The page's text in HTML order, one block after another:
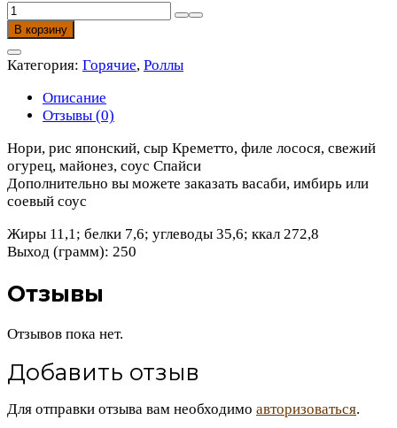
Количество
товара
Ацуй
Маки
В корзину
Категория: Горячие, Роллы
Описание
Отзывы (0)
Нори, рис японский, сыр Креметто, филе лосося, свежий
огурец, майонез, соус Спайси
Дополнительно вы можете заказать васаби, имбирь или
соевый соус
Жиры 11,1; белки 7,6; углеводы 35,6; ккал 272,8
Выход (грамм): 250
Отзывы
Отзывов пока нет.
Добавить отзыв
Для отправки отзыва вам необходимо авторизоваться.